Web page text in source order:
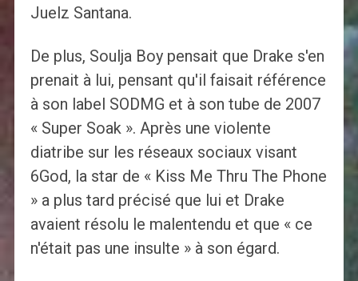
Juelz Santana.
De plus, Soulja Boy pensait que Drake s'en
prenait à lui, pensant qu'il faisait référence
à son label SODMG et à son tube de 2007
« Super Soak ». Après une violente
diatribe sur les réseaux sociaux visant
6God, la star de « Kiss Me Thru The Phone
» a plus tard précisé que lui et Drake
avaient résolu le malentendu et que « ce
n'était pas une insulte » à son égard.